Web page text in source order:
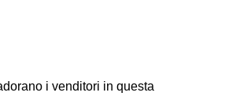
i venditori in questa